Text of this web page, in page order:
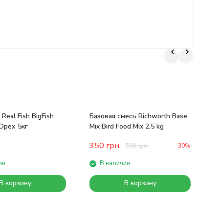
Fish BigFish
5кг
корзину
Базовая смесь Richworth Base
Mix Bird Food Mix 2,5 kg
350 грн. 500грн. -30%
В наличии
В корзину